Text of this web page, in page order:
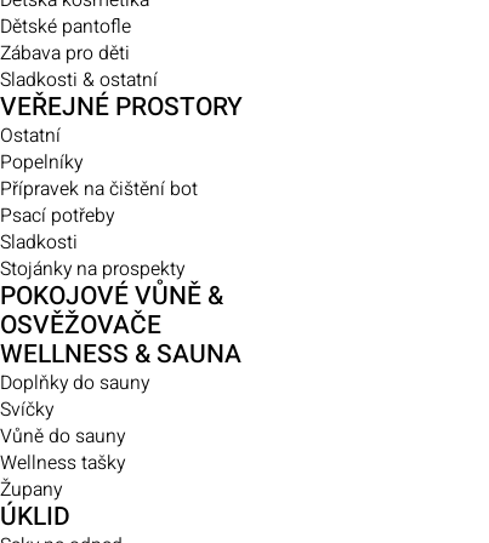
Dětské pantofle
Zábava pro děti
Sladkosti & ostatní
VEŘEJNÉ PROSTORY
Ostatní
Popelníky
Přípravek na čištění bot
Psací potřeby
Sladkosti
Stojánky na prospekty
POKOJOVÉ VŮNĚ &
OSVĚŽOVAČE
WELLNESS & SAUNA
Doplňky do sauny
Svíčky
Vůně do sauny
Wellness tašky
Župany
ÚKLID